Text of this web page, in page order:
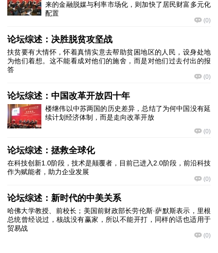
来的金融脱媒与利率市场化，则加快了居民财富多元化
配置
(0)
论坛综述：决胜脱贫攻坚战
扶贫要有大情怀，怀着真情实意去帮助贫困地区的人民，设身处地
为他们着想。这不能看成对他们的施舍，而是对他们过去付出的报
答
(0)
论坛综述：中国改革开放四十年
楼继伟以中苏两国的历史差异，总结了为何中国没有延
续计划经济体制，而是走向改革开放
(0)
论坛综述：拯救全球化
在科技创新1.0阶段，技术是颠覆者，目前已进入2.0阶段，前沿科技
作为赋能者，助力企业发展
(0)
论坛综述：新时代的中美关系
哈佛大学教授、前校长；美国前财政部长劳伦斯·萨默斯表示，里根
总统曾经说过，核战没有赢家，所以不能开打，同样的话也适用于
贸易战
(0)